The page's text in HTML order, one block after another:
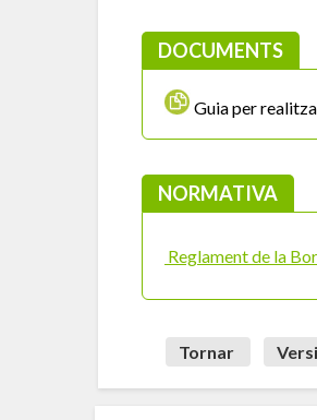
DOCUMENTS
Guia per
NORMATIVA
Reglament de la
Tornar